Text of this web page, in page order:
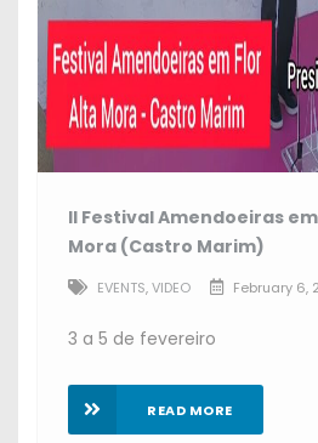
II Festival Amendoeiras
Mora (Castro Marim)
EVENTS,VIDEO February 6,
3 a 5 de fevereiro
READ MORE